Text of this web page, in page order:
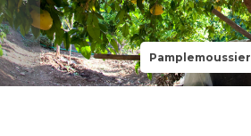
Pamplemoussier